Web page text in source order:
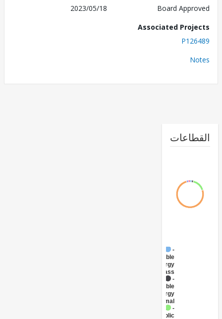
Board
2023/05/18
Associated
Renewable
Biomass
Renewable
Geothermal